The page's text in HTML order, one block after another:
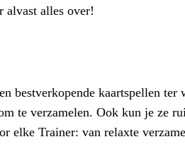
alvast alles over!
bestverkopende kaartspellen ter
te verzamelen. Ook kun je ze
elke Trainer: van relaxte